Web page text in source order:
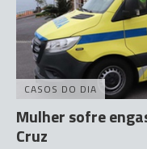
CASOS DO DIA
Mulher sofre
Cruz